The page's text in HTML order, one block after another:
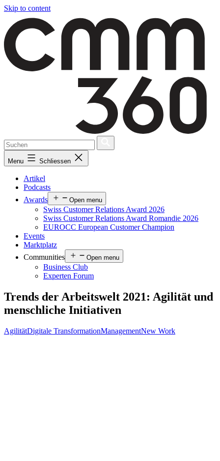
Skip to content
Menu Schliessen
Artikel
Podcasts
Awards
Open menu
Swiss Customer Relations Award 2026
Swiss Customer Relations Award Romandie 2026
EUROCC European Customer Champion
Events
Marktplatz
Communities
Open menu
Business Club
Experten Forum
Trends der Arbeitswelt 2021: Agilität und
menschliche Initiativen
AgilitätDigitale TransformationManagementNew Work